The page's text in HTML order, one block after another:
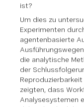
ist?
Um dies zu
Experimenten
agentenbasierte
die analytische
der
zeigten, dass
Analysesystemen